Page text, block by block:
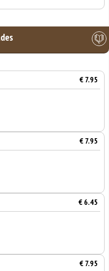
€ 7.95
€ 7.95
€ 6.45
€ 7.95